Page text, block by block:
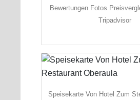
Bewertungen Fotos
Tripadvisor
Speisekarte Von Hotel Zum